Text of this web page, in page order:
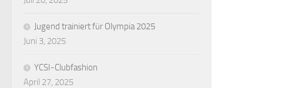
Jugend trainiert für Olympia 2025
Juni 3, 2025
YCSI-Clubfashion
April 27, 2025